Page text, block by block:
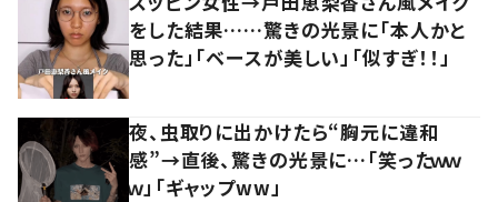
をした結果……驚きの光景に「本人かと
思った」「ベースが美しい」「似すぎ！！」
夜、虫取りに出かけたら“胸元に違和
感”→直後、驚きの光景に…「笑ったｗｗ
ｗ」「ギャップww」